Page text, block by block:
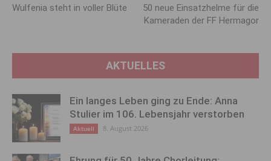
Wulfenia steht in voller Blüte
50 neue Einsatzhelme für die
Kameraden der FF Hermagor
AKTUELLES
Ein langes Leben ging zu Ende: Anna
Stulier im 106. Lebensjahr verstorben
Aktuell 8. August 2026